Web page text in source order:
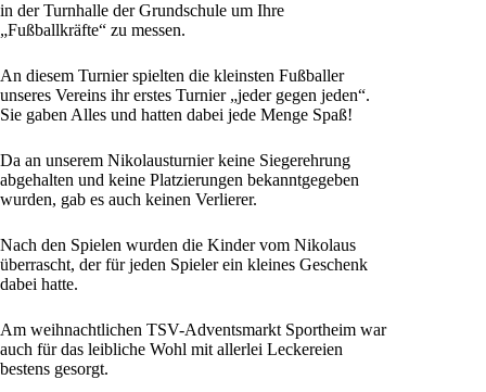
in der Turnhalle der Grundschule um Ihre
„Fußballkräfte“ zu messen.
An diesem Turnier spielten die kleinsten Fußballer
unseres Vereins ihr erstes Turnier „jeder gegen jeden“.
Sie gaben Alles und hatten dabei jede Menge Spaß!
Da an unserem Nikolausturnier keine Siegerehrung
abgehalten und keine Platzierungen bekanntgegeben
wurden, gab es auch keinen Verlierer.
Nach den Spielen wurden die Kinder vom Nikolaus
überrascht, der für jeden Spieler ein kleines Geschenk
dabei hatte.
Am weihnachtlichen TSV-Adventsmarkt Sportheim war
auch für das leibliche Wohl mit allerlei Leckereien
bestens gesorgt.